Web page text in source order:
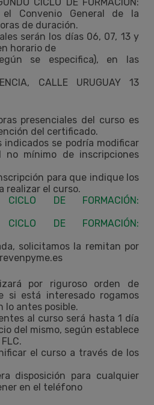
el Convenio General de la
de duración.
serán los días 06, 07, 13 y
horario de
se especifica), en las
CALLE URUGUAY 13
presenciales del curso es
del certificado.
se podría modificar
mínimo de inscripciones
para que indique los
realizar el curso.
DE FORMACIÓN:
DE FORMACIÓN:
solicitamos la remitan por
por riguroso orden de
si está interesado rogamos
lo antes posible.
al curso será hasta 1 día
del mismo, según establece
el curso a través de los
disposición para cualquier
en el teléfono